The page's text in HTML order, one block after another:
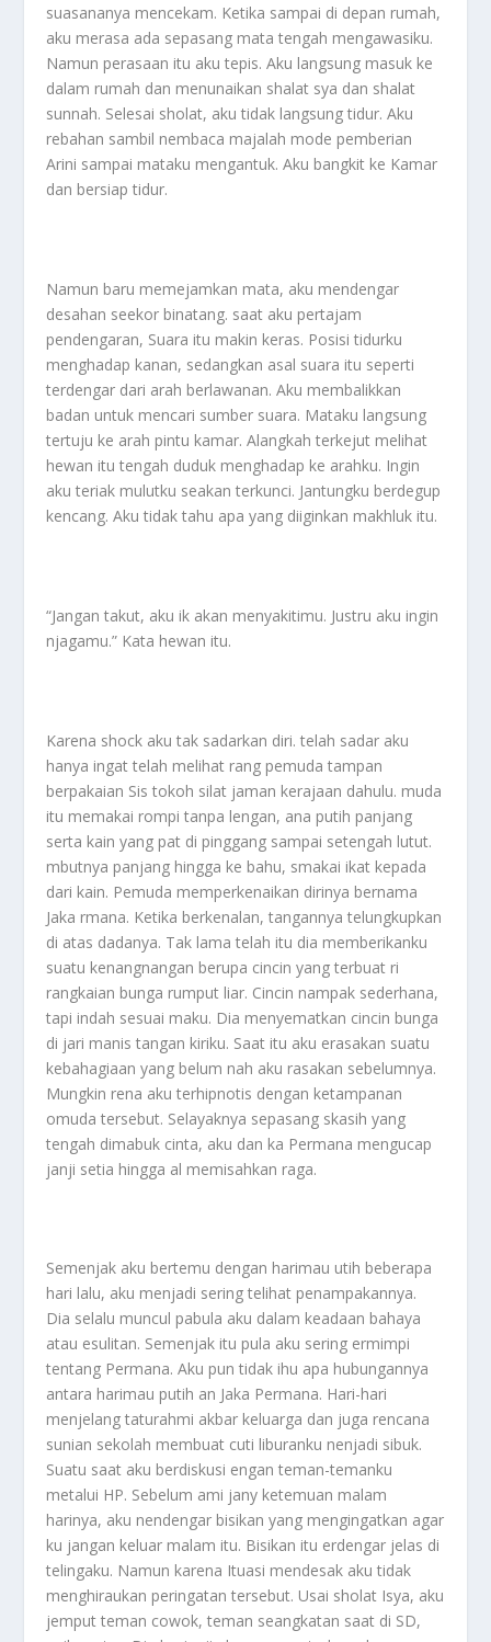
suasananya mencekam. Ketika sampai di depan rumah,
aku merasa ada sepasang mata tengah mengawasiku.
Namun perasaan itu aku tepis. Aku langsung masuk ke
dalam rumah dan menunaikan shalat sya dan shalat
sunnah. Selesai sholat, aku tidak langsung tidur. Aku
rebahan sambil nembaca majalah mode pemberian
Arini sampai mataku mengantuk. Aku bangkit ke Kamar
dan bersiap tidur.
Namun baru memejamkan mata, aku mendengar
desahan seekor binatang. saat aku pertajam
pendengaran, Suara itu makin keras. Posisi tidurku
menghadap kanan, sedangkan asal suara itu seperti
terdengar dari arah berlawanan. Aku membalikkan
badan untuk mencari sumber suara. Mataku langsung
tertuju ke arah pintu kamar. Alangkah terkejut melihat
hewan itu tengah duduk menghadap ke arahku. Ingin
aku teriak mulutku seakan terkunci. Jantungku berdegup
kencang. Aku tidak tahu apa yang diiginkan makhluk itu.
“Jangan takut, aku ik akan menyakitimu. Justru aku ingin
njagamu.” Kata hewan itu.
Karena shock aku tak sadarkan diri. telah sadar aku
hanya ingat telah melihat rang pemuda tampan
berpakaian Sis tokoh silat jaman kerajaan dahulu. muda
itu memakai rompi tanpa lengan, ana putih panjang
serta kain yang pat di pinggang sampai setengah lutut.
mbutnya panjang hingga ke bahu, smakai ikat kepada
dari kain. Pemuda memperkenaikan dirinya bernama
Jaka rmana. Ketika berkenalan, tangannya telungkupkan
di atas dadanya. Tak lama telah itu dia memberikanku
suatu kenangnangan berupa cincin yang terbuat ri
rangkaian bunga rumput liar. Cincin nampak sederhana,
tapi indah sesuai maku. Dia menyematkan cincin bunga
di jari manis tangan kiriku. Saat itu aku erasakan suatu
kebahagiaan yang belum nah aku rasakan sebelumnya.
Mungkin rena aku terhipnotis dengan ketampanan
omuda tersebut. Selayaknya sepasang skasih yang
tengah dimabuk cinta, aku dan ka Permana mengucap
janji setia hingga al memisahkan raga.
Semenjak aku bertemu dengan harimau utih beberapa
hari lalu, aku menjadi sering telihat penampakannya.
Dia selalu muncul pabula aku dalam keadaan bahaya
atau esulitan. Semenjak itu pula aku sering ermimpi
tentang Permana. Aku pun tidak ihu apa hubungannya
antara harimau putih an Jaka Permana. Hari-hari
menjelang taturahmi akbar keluarga dan juga rencana
sunian sekolah membuat cuti liburanku nenjadi sibuk.
Suatu saat aku berdiskusi engan teman-temanku
metalui HP. Sebelum ami jany ketemuan malam
harinya, aku nendengar bisikan yang mengingatkan agar
ku jangan keluar malam itu. Bisikan itu erdengar jelas di
telingaku. Namun karena Ituasi mendesak aku tidak
menghiraukan peringatan tersebut. Usai sholat Isya, aku
jemput teman cowok, teman seangkatan saat di SD,